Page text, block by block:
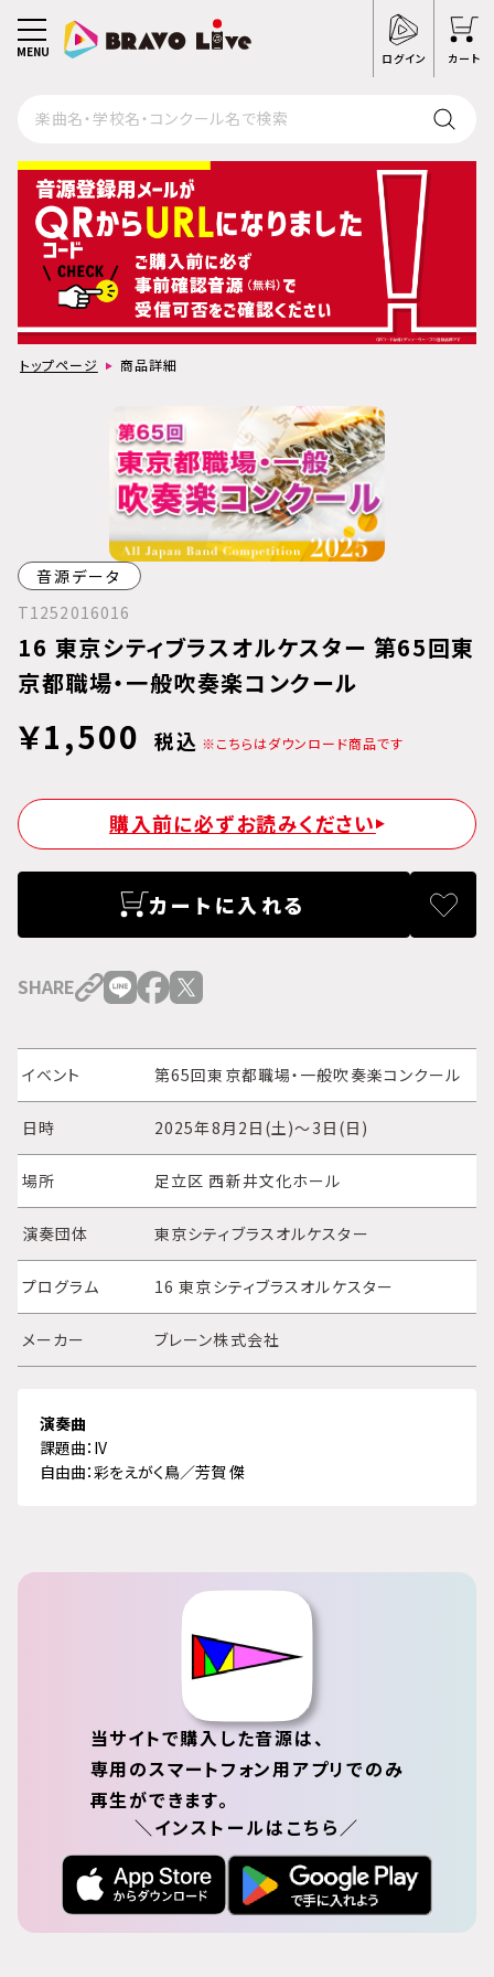
ログイン カート
MENU
トップページ 商品詳細
音源データ
T1252016016
16 東京シティブラスオルケスター 第65回東
京都職場・一般吹奏楽コンクール
￥1,500 税込 ※こちらはダウンロード商品です
購入前に必ずお読みください
カートに入れる
SHARE
イベント 第65回東京都職場・一般吹奏楽コンクール
日時 2025年8月2日(土)～3日(日)
場所 足立区 西新井文化ホール
演奏団体 東京シティブラスオルケスター
プログラム 16 東京シティブラスオルケスター
メーカー ブレーン株式会社
演奏曲
課題曲：IV
自由曲：彩をえがく鳥／芳賀 傑
当サイトで購入した音源は、
専用のスマートフォン用アプリでのみ
再生ができます。
＼インストールはこちら／